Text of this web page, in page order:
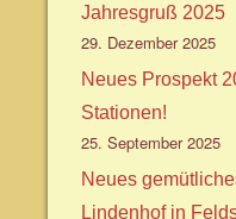
Jahresgruß 2025
29. Dezember 2025
Neues Prospekt
Stationen!
25. September 2025
Neues
Lindenhof in